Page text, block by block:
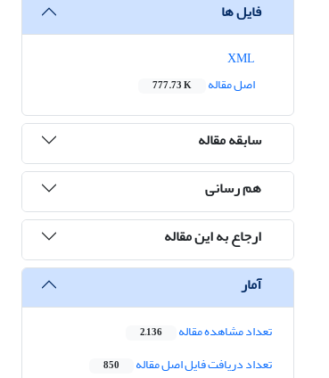
فایل ها
اصل مقاله
777.73 K
سابقه مقاله
هم رسانی
ارجاع به این مقاله
آمار
تعداد مشاهده مقاله 2,136
تعداد دریافت فایل اصل مقاله 850